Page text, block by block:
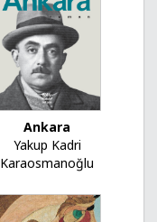
Ankara
Yakup Kadri
Karaosmanoğlu